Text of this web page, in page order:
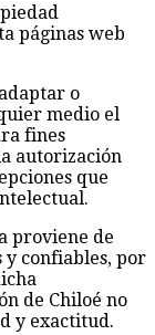
páginas web
o
medio el
fines
autorización
que
proviene de
y confiables, por
de Chiloé no
y exactitud.